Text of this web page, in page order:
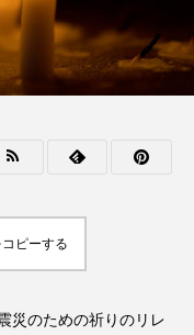
ピーする
災のための祈りのリレ